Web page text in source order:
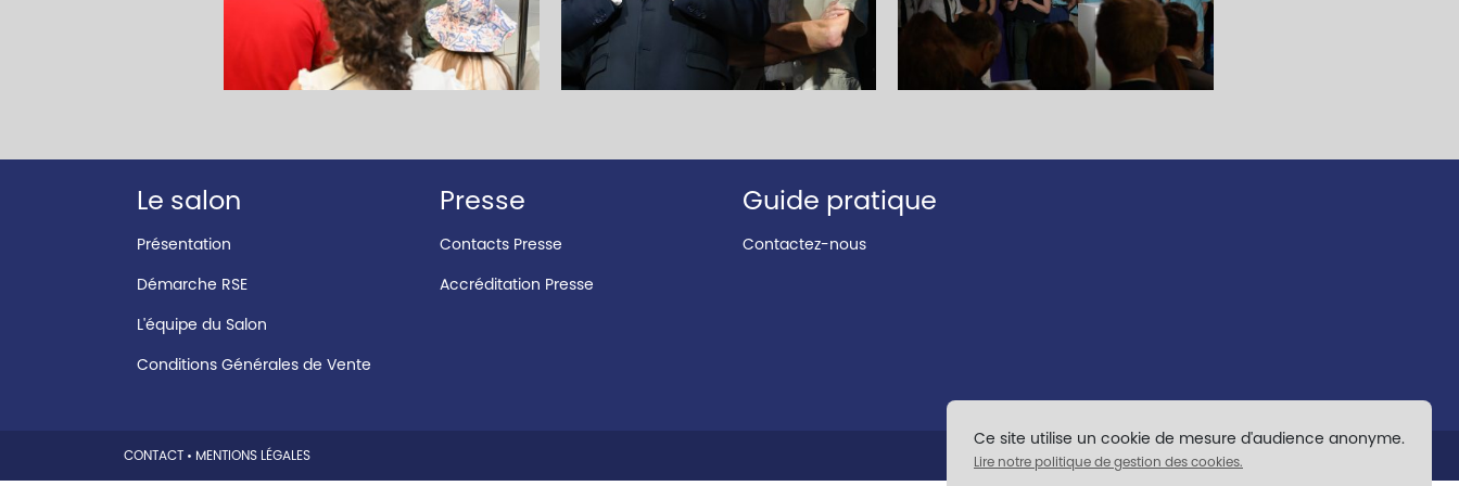
Le salon
Présentation
Démarche RSE
L'équipe du Salon
Conditions Générales de Vente
Presse
Contacts Presse
Accréditation Presse
Guide pratique
Contactez-nous
CONTACT • MENTIONS LÉGALES
Ce site utilise un cookie de mesure d'audience anonyme.
Lire notre politique de gestion des cookies.